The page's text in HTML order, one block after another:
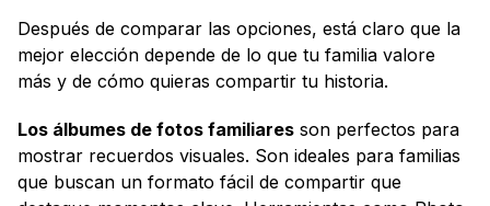
Después de comparar las opciones, está claro que la
mejor elección depende de lo que tu familia valore
más y de cómo quieras compartir tu historia.
Los álbumes de fotos familiares son perfectos para
mostrar recuerdos visuales. Son ideales para familias
que buscan un formato fácil de compartir que